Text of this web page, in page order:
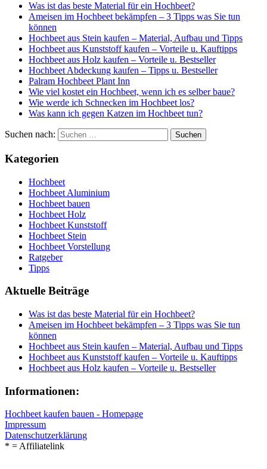
Was ist das beste Material für ein Hochbeet?
Ameisen im Hochbeet bekämpfen – 3 Tipps was Sie tun
können
Hochbeet aus Stein kaufen – Material, Aufbau und Tipps
Hochbeet aus Kunststoff kaufen – Vorteile u. Kauftipps
Hochbeet aus Holz kaufen – Vorteile u. Bestseller
Hochbeet Abdeckung kaufen – Tipps u. Bestseller
Palram Hochbeet Plant Inn
Wie viel kostet ein Hochbeet, wenn ich es selber baue?
Wie werde ich Schnecken im Hochbeet los?
Was kann ich gegen Katzen im Hochbeet tun?
Suchen nach:
Kategorien
Hochbeet
Hochbeet Aluminium
Hochbeet bauen
Hochbeet Holz
Hochbeet Kunststoff
Hochbeet Stein
Hochbeet Vorstellung
Ratgeber
Tipps
Aktuelle Beiträge
Was ist das beste Material für ein Hochbeet?
Ameisen im Hochbeet bekämpfen – 3 Tipps was Sie tun
können
Hochbeet aus Stein kaufen – Material, Aufbau und Tipps
Hochbeet aus Kunststoff kaufen – Vorteile u. Kauftipps
Hochbeet aus Holz kaufen – Vorteile u. Bestseller
Informationen:
Hochbeet kaufen bauen - Homepage
Impressum
Datenschutzerklärung
* = Affiliatelink